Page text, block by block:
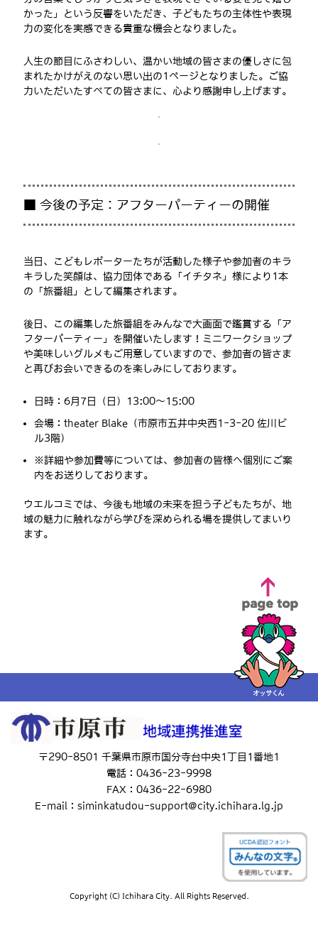
かった」という反響をいただき、子どもたちの主体性や表現
力の変化を実感できる貴重な機会となりました。
人生の節目にふさわしい、温かい地域の皆さまの優しさに包
まれたかけがえのない思い出の1ページとなりました。ご協
力いただいたすべての皆さまに、心より感謝申し上げます。
■ 今後の予定：アフターパーティーの開催
当日、こどもレポーターたちが活動した様子や参加者のキラ
キラした笑顔は、協力団体である「イチタネ」様により1本
の「旅番組」として編集されます。
後日、この編集した旅番組をみんなで大画面で鑑賞する「ア
フターパーティー」を開催いたします！ミニワークショップ
や美味しいグルメもご用意していますので、参加者の皆さま
と再びお会いできるのを楽しみにしております。
日時 ：6月7日（日）13:00〜15:00
会場 ：theater Blake（市原市五井中央西1-3-20 佐川ビ
ル3階）
※詳細や参加費等については、参加者の皆様へ個別にご案
内をお送りしております。
ウエルコミでは、今後も地域の未来を担う子どもたちが、地
域の魅力に触れながら学びを深められる場を提供してまいり
ます。
〒290-8501 千葉県市原市国分寺台中央1丁目1番地1
電話：0436-23-9998
FAX：0436-22-6980
E-mail：siminkatudou-support@city.ichihara.lg.jp
Copyright (C) Ichihara City. All Rights Reserved.